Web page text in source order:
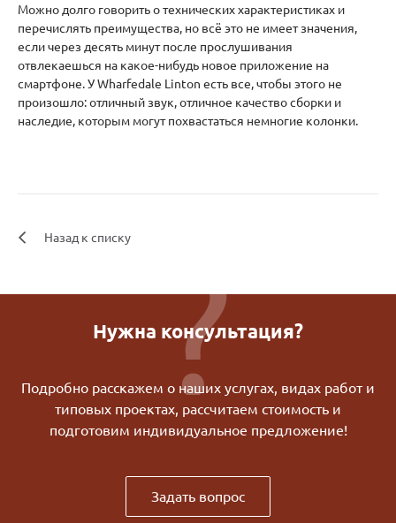
Можно долго говорить о технических характеристиках и
перечислять преимущества, но всё это не имеет значения,
если через десять минут после прослушивания
отвлекаешься на какое-нибудь новое приложение на
смартфоне. У Wharfedale Linton есть все, чтобы этого не
произошло: отличный звук, отличное качество сборки и
наследие, которым могут похвастаться немногие колонки.
Назад к списку
Нужна консультация?
Подробно расскажем о наших услугах, видах работ и
типовых проектах, рассчитаем стоимость и
подготовим индивидуальное предложение!
Задать вопрос